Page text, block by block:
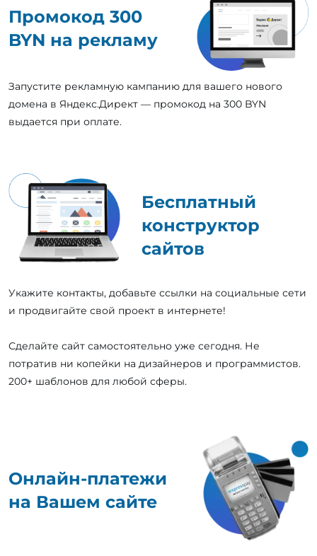
Промокод 300
BYN на рекламу
Запустите рекламную кампанию для вашего нового
домена в Яндекс.Директ — промокод на 300 BYN
выдается при оплате.
Бесплатный
конструктор
сайтов
Укажите контакты, добавьте ссылки на социальные сети
и продвигайте свой проект в интернете!
Сделайте сайт самостоятельно уже сегодня. Не
потратив ни копейки на дизайнеров и программистов.
200+ шаблонов для любой сферы.
Онлайн-платежи
на Вашем сайте